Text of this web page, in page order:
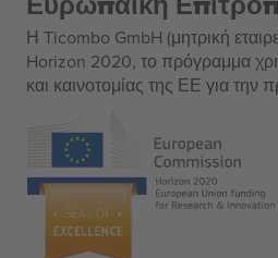
Η Ticombo GmbH (μητρική
Horizon 2020, το πρόγραμμα
και καινοτομίας της ΕΕ για την